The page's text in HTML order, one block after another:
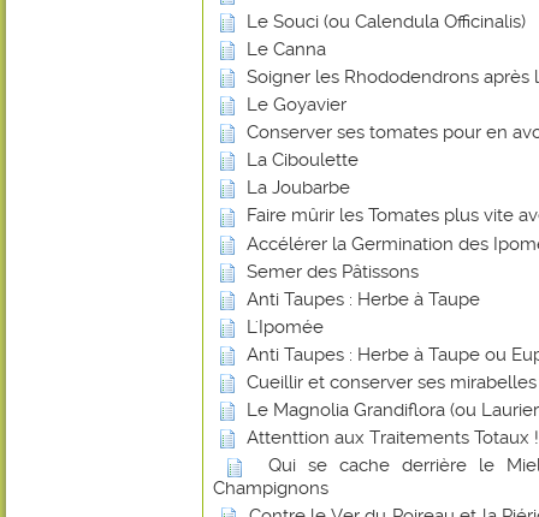
Le Souci (ou Calendula Officinalis)
Le Canna
Soigner les Rhododendrons après
Le Goyavier
Conserver ses tomates pour en
La Ciboulette
La Joubarbe
Faire mûrir les Tomates plus vite
Accélérer la Germination des
Semer des Pâtissons
Anti Taupes : Herbe à Taupe
L'Ipomée
Anti Taupes : Herbe à Taupe ou
Cueillir et conserver ses mirabelles
Le Magnolia Grandiflora (ou
Attenttion aux Traitements Totaux !
Qui se cache derrière le
Champignons